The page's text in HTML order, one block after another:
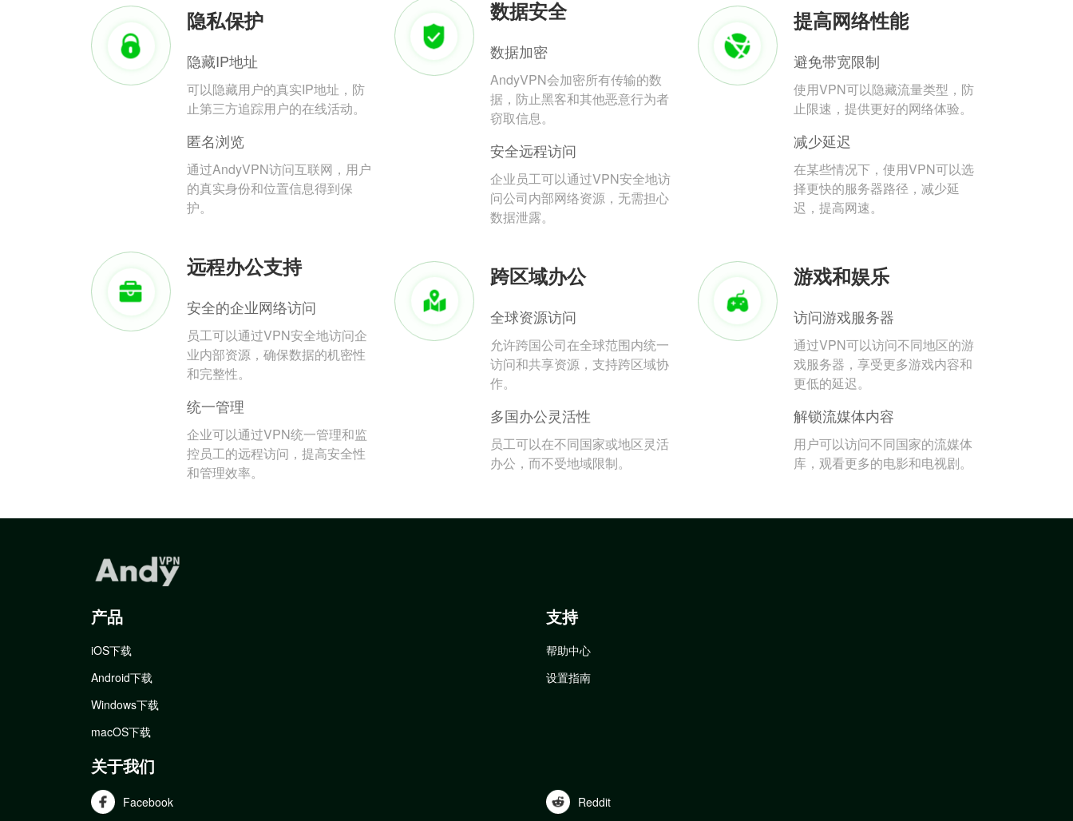
隐私保护
隐藏IP地址
可以隐藏用户的真实IP地址，防
止第三方追踪用户的在线活动。
匿名浏览
通过AndyVPN访问互联网，用户
的真实身份和位置信息得到保
护。
数据安全
数据加密
AndyVPN会加密所有传输的数
据，防止黑客和其他恶意行为者
窃取信息。
安全远程访问
企业员工可以通过VPN安全地访
问公司内部网络资源，无需担心
数据泄露。
提高网络性能
避免带宽限制
使用VPN可以隐藏流量类型，防
止限速，提供更好的网络体验。
减少延迟
在某些情况下，使用VPN可以选
择更快的服务器路径，减少延
迟，提高网速。
远程办公支持
安全的企业网络访问
员工可以通过VPN安全地访问企
业内部资源，确保数据的机密性
和完整性。
统一管理
企业可以通过VPN统一管理和监
控员工的远程访问，提高安全性
和管理效率。
跨区域办公
全球资源访问
允许跨国公司在全球范围内统一
访问和共享资源，支持跨区域协
作。
多国办公灵活性
员工可以在不同国家或地区灵活
办公，而不受地域限制。
游戏和娱乐
访问游戏服务器
通过VPN可以访问不同地区的游
戏服务器，享受更多游戏内容和
更低的延迟。
解锁流媒体内容
用户可以访问不同国家的流媒体
库，观看更多的电影和电视剧。
产品
iOS下载
Android下载
Windows下载
macOS下载
支持
帮助中心
设置指南
关于我们
Facebook Reddit